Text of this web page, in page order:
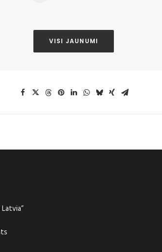
VISI JAUNUMI